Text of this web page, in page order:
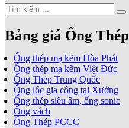
Bảng giá Ống Thép
Ống thép mạ kẽm Hòa Phát
Ống thép mạ kẽm Việt Đức
Ống Thép Trung Quốc
Ống lốc gia công tại Xưởng
Ống thép siêu âm, ống sonic
Ống vách
Ống Thép PCCC